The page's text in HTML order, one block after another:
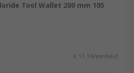
Tool Wallet 200 mm 105
€ 11,19/eenheid